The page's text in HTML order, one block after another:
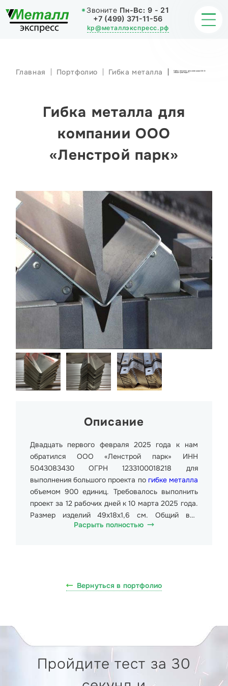
Звоните Пн-Вс: 9 - 21
+7 (499) 371-11-56
kp@металлэкспресс.рф
ОБРАБОТКА МЕТАЛЛА
ИЗДЕЛИЯ
НАШИ РАБОТЫ
СТАТЬИ
КОНТАКТЫ
Главная Портфолио Гибка металла Гибка металла для компании ООО
«Ленстрой парк»
Гибка металла для
компании ООО
«Ленстрой парк»
Описание
Двадцать первого февраля 2025 года к нам
обратился ООО «Ленстрой парк» ИНН
5043083430 ОГРН 1233100018218 для
выполнения большого проекта по гибке металла
объемом 900 единиц. Требовалось выполнить
проект за 12 рабочих дней к 10 марта 2025 года.
Размер изделий 49х18х1,6 см. Общий вес
партии около 9000 кг. Стоимость образца
Северное ш., 29.
Используемая рабочая зона составила 3050 x
1550мм. Скорость раскроя материала была
выставлена на 82см/мин. Общий вес станка
составляет 8 000 кг. Для гибки металла мы
Расрыть полностью
Вернуться в портфолио
Пройдите тест за 30